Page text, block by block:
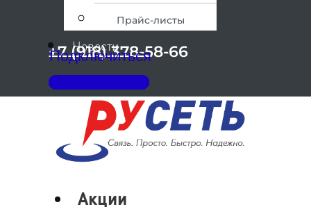
Прайс-листы
Новости
+7 (918) 378-58-66
Подключиться
Личный кабинет
МенюАкции